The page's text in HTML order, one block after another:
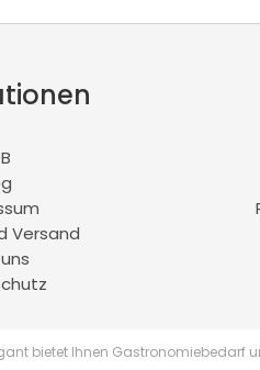
Versand
bietet Ihnen Gastronomiebedarf